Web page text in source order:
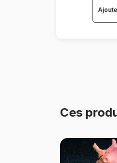
Ces